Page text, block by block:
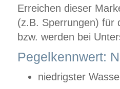
Erreichen dieser
(z.B. Sperrungen) für
bzw. werden bei
Pegelkennwert:
niedrigster